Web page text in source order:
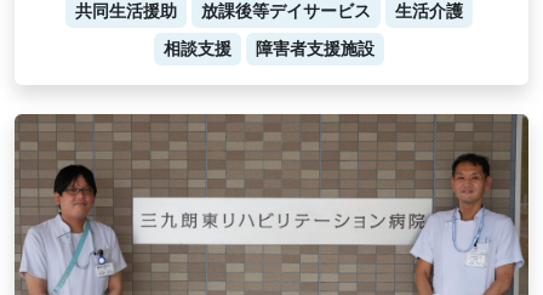
共同生活援助 放課後等デイサービス
生活介護
相談支援
障害者支援施設